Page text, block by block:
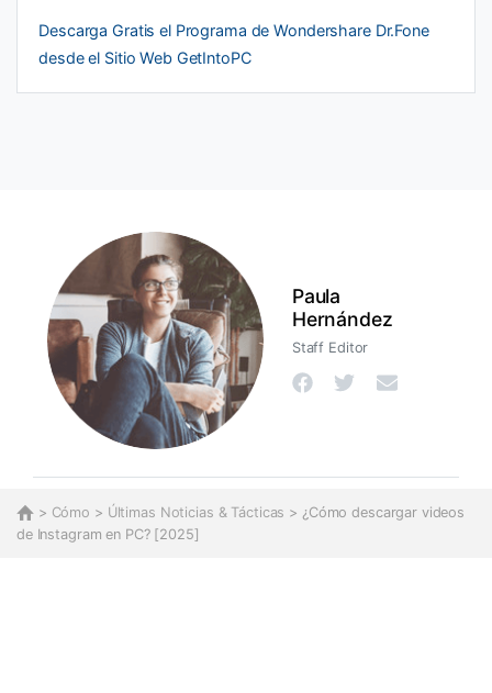
Descarga Gratis el Programa de Wondershare Dr.Fone
desde el Sitio Web GetIntoPC
Paula
Hernández
Staff Editor
> Cómo > Últimas Noticias & Tácticas > ¿Cómo descargar videos
de Instagram en PC? [2025]